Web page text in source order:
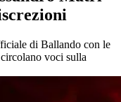
di Ballando con le
voci sulla